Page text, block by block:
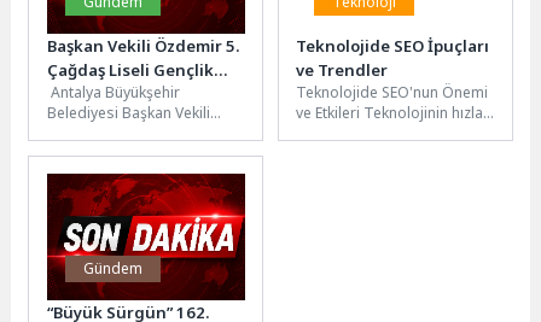
Başkan Vekili Özdemir 5.
Çağdaş Liseli Gençlik
Kampını ziyaret etti
Antalya Büyükşehir
Belediyesi Başkan Vekili
Yaşamı Destekleme Derneği
(ÇYDD) Genel Başkanı Prof....
Teknolojide SEO İpuçları
ve Trendler
Teknolojide SEO'nun Önemi
ve Etkileri Teknolojinin hızla
Gündem
“Büyük Sürgün” 162.